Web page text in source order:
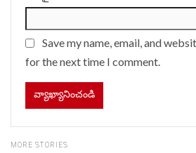
Save my name, email, and
for the next time I comment.
MORE STORIES